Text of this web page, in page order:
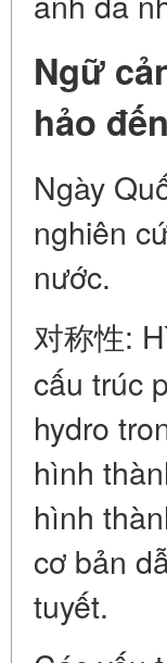
Ngữ
hảo
Ngày
nghiên
nước.
对称性:
cấu trúc
hydro
hình
hình
cơ bản
tuyết.